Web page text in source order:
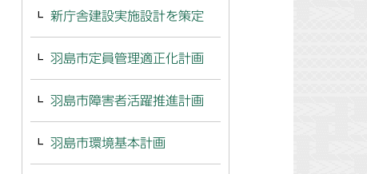
新庁舎建設実施設計を策定
羽島市定員管理適正化計画
羽島市障害者活躍推進計画
羽島市環境基本計画